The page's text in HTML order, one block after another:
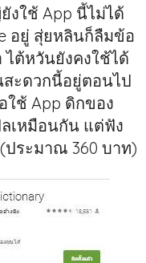
งใช้ App นี้ไม่ได้
อยู่ สุ่ยหลินก็ลืมข้อ
ไต้หวันยังคงใช้ได้
ะดวกนี้อยู่ตอนไป
ใช้ App ดิกของ
เหมือนกัน แต่ฟัง
ประมาณ 360 บาท)